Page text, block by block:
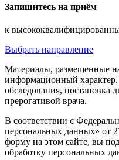
Запишитесь на приём
к
Выбрать направление
Материалы, размещенные
информационный
обследования, постановка
прерогативой врача.
В соответствии с
персональных данных» от
форму на этом сайте, вы
обработку персональных